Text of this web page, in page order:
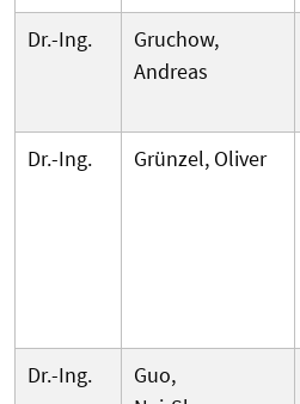
Dr.-Ing.
Gruchow,
Andreas
Dr.-Ing.
Grünzel, Oliver
Dr.-Ing.
Guo,